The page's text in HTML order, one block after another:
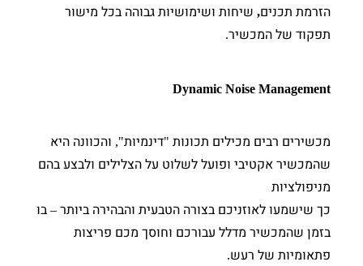
הזרמת תכנים, שיחות ושימושיות גבוהה בכל מישור
תפקוד של המכשיר.
Dynamic Noise Management
מכשירים רבים מכילים תכונות "דינמיות", והכוונה היא
שהמכשיר אקטיבי ופועל לשלוט על הצלילים ולבצע בהם
מניפולציות
כך שישמעו לאוזניכם בצורה הטבעית והבהירה ביותר – בו
בזמן שהמכשיר מדלל עבורכם וחוסך מכם פריצות
פתאומיות של רעש.